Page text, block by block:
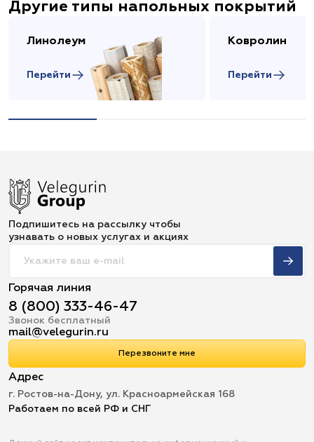
Другие типы напольных покрытий
Линолеум
Перейти
Ковролин
Перейти
Подпишитесь на рассылку чтобы
узнавать о новых услугах и акциях
Горячая линия
8 (800) 333-46-47
Звонок бесплатный
mail@velegurin.ru
Перезвоните мне
Адрес
г. Ростов-на-Дону, ул. Красноармейская 168
Работаем по всей РФ и СНГ